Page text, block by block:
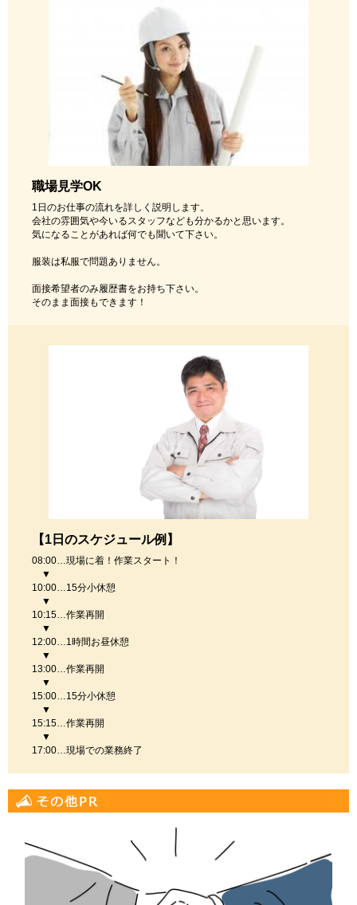
職場見学OK
1日のお仕事の流れを詳しく説明します。
会社の雰囲気や今いるスタッフなども分かるかと思います。
気になることがあれば何でも聞いて下さい。
服装は私服で問題ありません。
面接希望者のみ履歴書をお持ち下さい。
そのまま面接もできます！
【1日のスケジュール例】
08:00…現場に着！作業スタート！
▼
10:00…15分小休憩
▼
10:15…作業再開
▼
12:00…1時間お昼休憩
▼
13:00…作業再開
▼
15:00…15分小休憩
▼
15:15…作業再開
▼
17:00…現場での業務終了